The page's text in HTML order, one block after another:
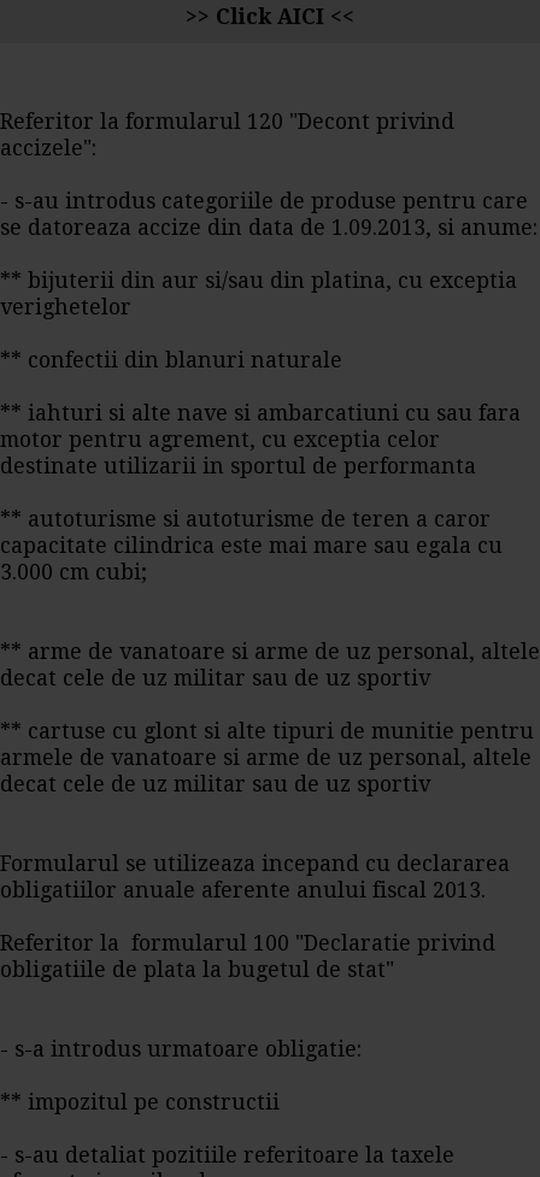
>> Click AICI <<
Referitor la formularul 120 "Decont privind
accizele":
- s-au introdus categoriile de produse pentru care
se datoreaza accize din data de 1.09.2013, si anume:
** bijuterii din aur si/sau din platina, cu exceptia
verighetelor
** confectii din blanuri naturale
** iahturi si alte nave si ambarcatiuni cu sau fara
motor pentru agrement, cu exceptia celor
destinate utilizarii in sportul de performanta
** autoturisme si autoturisme de teren a caror
capacitate cilindrica este mai mare sau egala cu
3.000 cm cubi;
** arme de vanatoare si arme de uz personal, altele
decat cele de uz militar sau de uz sportiv
** cartuse cu glont si alte tipuri de munitie pentru
armele de vanatoare si arme de uz personal, altele
decat cele de uz militar sau de uz sportiv
Formularul se utilizeaza incepand cu declararea
obligatiilor anuale aferente anului fiscal 2013.
Referitor la formularul 100 "Declaratie privind
obligatiile de plata la bugetul de stat"
- s-a introdus urmatoare obligatie:
** impozitul pe constructii
- s-au detaliat pozitiile referitoare la taxele